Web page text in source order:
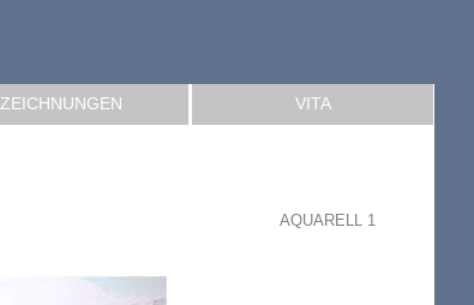
VITA
ZEICHNUNGEN
AQUARELL 1